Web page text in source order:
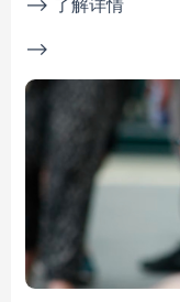
--> 了解详情
-->